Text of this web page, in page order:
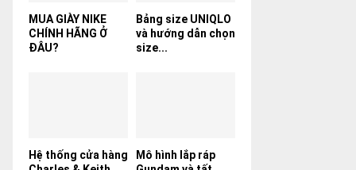
MUA GIÀY NIKE
CHÍNH HÃNG Ở
ĐÂU?
Bảng size UNIQLO
và hướng dẫn chọn
size...
Hệ thống cửa hàng
Mô hình lắp ráp